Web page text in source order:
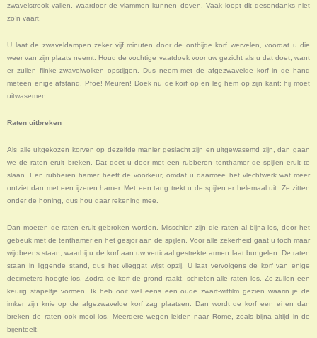
zwavelstrook vallen, waardoor de vlammen kunnen doven. Vaak loopt dit desondanks niet
zo’n vaart.
U laat de zwaveldampen zeker vijf minuten door de ontbijde korf wervelen, voordat u die
weer van zijn plaats neemt. Houd de vochtige vaatdoek voor uw gezicht als u dat doet, want
er zullen flinke zwavelwolken opstijgen. Dus neem met de afgezwavelde korf in de hand
meteen enige afstand. Pfoe! Meuren! Doek nu de korf op en leg hem op zijn kant: hij moet
uitwasemen.
Raten uitbreken
Als alle uitgekozen korven op dezelfde manier geslacht zijn en uitgewasemd zijn, dan gaan
we de raten eruit breken. Dat doet u door met een rubberen tenthamer de spijlen eruit te
slaan. Een rubberen hamer heeft de voorkeur, omdat u daarmee het vlechtwerk wat meer
ontziet dan met een ijzeren hamer. Met een tang trekt u de spijlen er helemaal uit. Ze zitten
onder de honing, dus hou daar rekening mee.
Dan moeten de raten eruit gebroken worden. Misschien zijn die raten al bijna los, door het
gebeuk met de tenthamer en het gesjor aan de spijlen. Voor alle zekerheid gaat u toch maar
wijdbeens staan, waarbij u de korf aan uw verticaal gestrekte armen laat bungelen. De raten
staan in liggende stand, dus het vlieggat wijst opzij. U laat vervolgens de korf van enige
decimeters hoogte los. Zodra de korf de grond raakt, schieten alle raten los. Ze zullen een
keurig stapeltje vormen. Ik heb ooit wel eens een oude zwart-witfilm gezien waarin je de
imker zijn knie op de afgezwavelde korf zag plaatsen. Dan wordt de korf een ei en dan
breken de raten ook mooi los. Meerdere wegen leiden naar Rome, zoals bijna altijd in de
bijenteelt.